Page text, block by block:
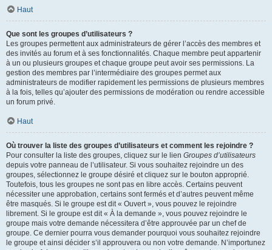
Haut
Que sont les groupes d’utilisateurs ?
Les groupes permettent aux administrateurs de gérer l’accès des membres et
des invités au forum et à ses fonctionnalités. Chaque membre peut appartenir
à un ou plusieurs groupes et chaque groupe peut avoir ses permissions. La
gestion des membres par l’intermédiaire des groupes permet aux
administrateurs de modifier rapidement les permissions de plusieurs membres
à la fois, telles qu’ajouter des permissions de modération ou rendre accessible
un forum privé.
Haut
Où trouver la liste des groupes d’utilisateurs et comment les rejoindre ?
Pour consulter la liste des groupes, cliquez sur le lien Groupes d’utilisateurs
depuis votre panneau de l’utilisateur. Si vous souhaitez rejoindre un des
groupes, sélectionnez le groupe désiré et cliquez sur le bouton approprié.
Toutefois, tous les groupes ne sont pas en libre accès. Certains peuvent
nécessiter une approbation, certains sont fermés et d’autres peuvent même
être masqués. Si le groupe est dit « Ouvert », vous pouvez le rejoindre
librement. Si le groupe est dit « À la demande », vous pouvez rejoindre le
groupe mais votre demande nécessitera d’être approuvée par un chef de
groupe. Ce dernier pourra vous demander pourquoi vous souhaitez rejoindre
le groupe et ainsi décider s’il approuvera ou non votre demande. N’importunez